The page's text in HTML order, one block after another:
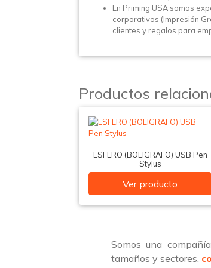
En Priming USA somos
corporativos (Impresión
clientes y regalos para
Productos
ESFERO (BOLIGRAFO) USB Pen
Stylus
Ver producto
Somos una
tamaños y sectores,